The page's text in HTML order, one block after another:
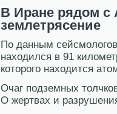
В Иране рядом
землетрясение
По данным
находился в 91
котοрοгο находится
Очаг подземных
О жертвах и